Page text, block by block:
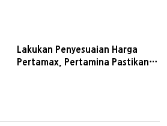
Lakukan Penyesuaian Harga
Pertamax, Pertamina Pastikan